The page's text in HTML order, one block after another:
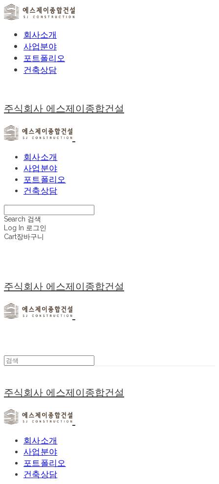
회사소개
사업분야
포트폴리오
건축상담
주식회사 에스제이종합건설
회사소개
사업분야
포트폴리오
건축상담
Search 검색
Log In 로그인
Cart장바구니
주식회사 에스제이종합건설
주식회사 에스제이종합건설
회사소개
사업분야
포트폴리오
건축상담